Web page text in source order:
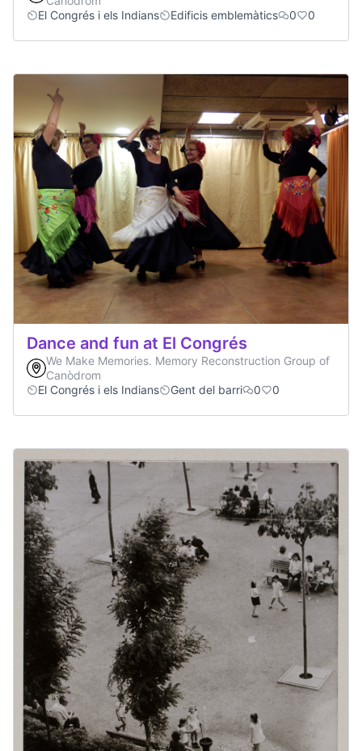
El Congrés i els Indians
Edificis emblemàtics 0 0
Dance and fun at El Congrés
We Make Memories. Memory Reconstruction Group of
Canòdrom
El Congrés i els Indians
Gent del barri 0 0